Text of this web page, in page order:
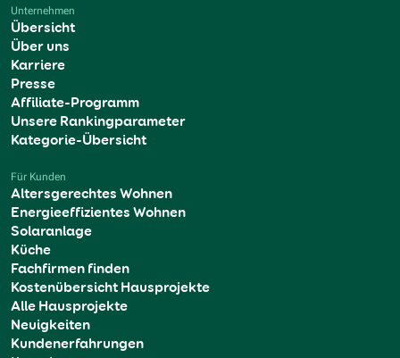
Unternehmen
Übersicht
Über uns
Karriere
Presse
Affiliate-Programm
Unsere Rankingparameter
Kategorie-Übersicht
Für Kunden
Altersgerechtes Wohnen
Energieeffizientes Wohnen
Solaranlage
Küche
Fachfirmen finden
Kostenübersicht Hausprojekte
Alle Hausprojekte
Neuigkeiten
Kundenerfahrungen